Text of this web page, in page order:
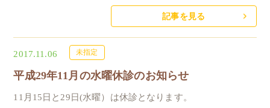
記事を見る
2017.11.06 未指定
平成29年11月の水曜休診のお知らせ
11月15日と29日(水曜）は休診となります。